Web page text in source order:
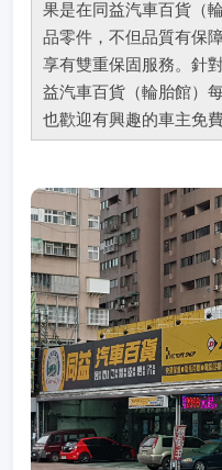
果是在同益汽車百貨（
品零件，不但品質有保
享有雙重保固服務。針
益汽車百貨（輪胎館）
也歡迎有興趣的車主免費